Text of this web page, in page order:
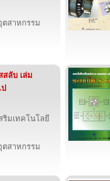
ตสาหกรรม
สลับ เล่ม
มเทคโนโลยี
ตสาหกรรม